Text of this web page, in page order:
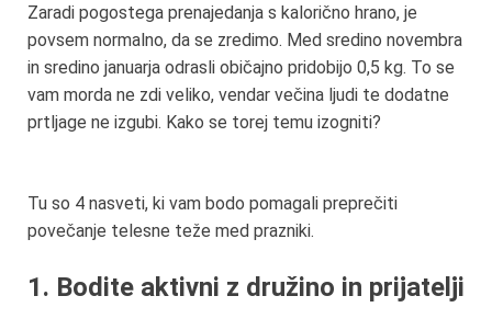
Zaradi pogostega prenajedanja s kalorično hrano, je
povsem normalno, da se zredimo. Med sredino novembra
in sredino januarja odrasli običajno pridobijo 0,5 kg. To se
vam morda ne zdi veliko, vendar večina ljudi te dodatne
prtljage ne izgubi. Kako se torej temu izogniti?
Tu so 4 nasveti, ki vam bodo pomagali preprečiti
povečanje telesne teže med prazniki.
1. Bodite aktivni z družino in prijatelji